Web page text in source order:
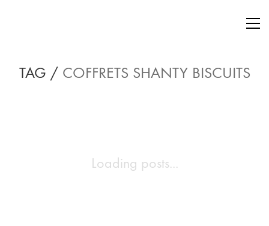
TAG / COFFRETS SHANTY BISCUITS
Loading posts...